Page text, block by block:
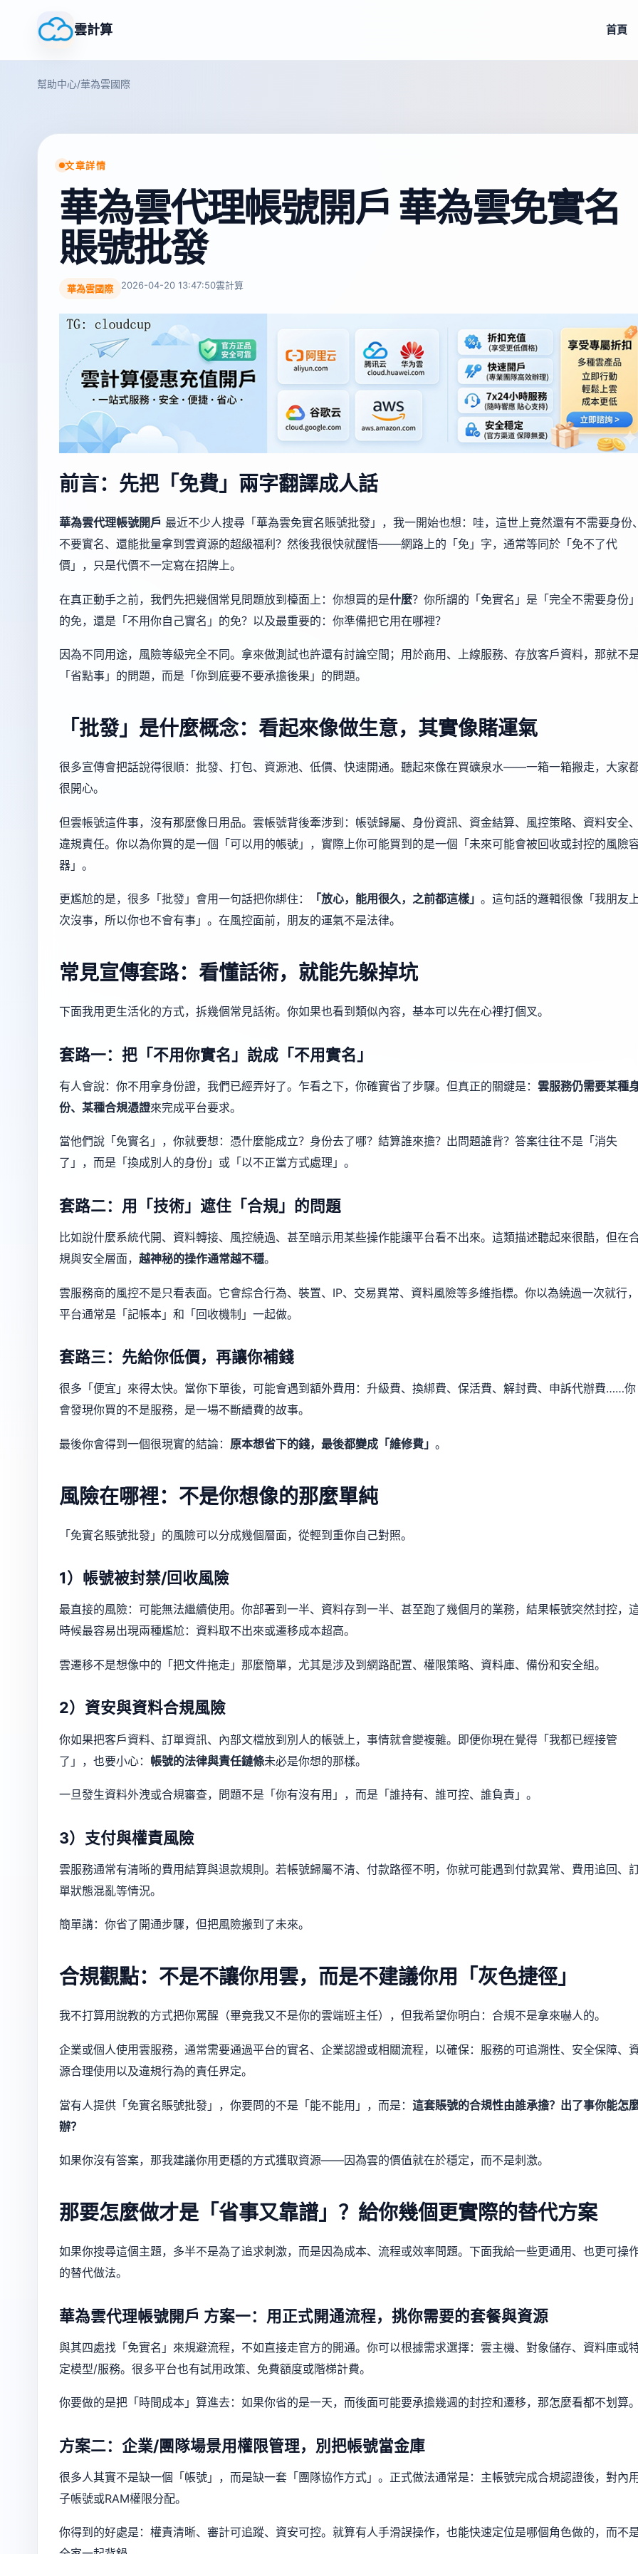
雲計算 首頁
幫助中心/華為雲國際
文章詳情
華為雲代理帳號開戶 華為雲免實名
賬號批發
華為雲國際 2026-04-20 13:47:50雲計算
前言：先把「免費」兩字翻譯成人話
華為雲代理帳號開戶 最近不少人搜尋「華為雲免實名賬號批發」，我一開始也想：哇，這世上竟然還有不需要身份
不要實名、還能批量拿到雲資源的超級福利？然後我很快就醒悟——網路上的「免」字，通常等同於「免不了代
價」，只是代價不一定寫在招牌上。
在真正動手之前，我們先把幾個常見問題放到檯面上：你想買的是什麼？你所謂的「免實名」是「完全不需要身份
的免，還是「不用你自己實名」的免？以及最重要的：你準備把它用在哪裡？
因為不同用途，風險等級完全不同。拿來做測試也許還有討論空間；用於商用、上線服務、存放客戶資料，那就不
「省點事」的問題，而是「你到底要不要承擔後果」的問題。
「批發」是什麼概念：看起來像做生意，其實像賭運氣
很多宣傳會把話說得很順：批發、打包、資源池、低價、快速開通。聽起來像在買礦泉水——一箱一箱搬走，大家
很開心。
但雲帳號這件事，沒有那麼像日用品。雲帳號背後牽涉到：帳號歸屬、身份資訊、資金結算、風控策略、資料安全
違規責任。你以為你買的是一個「可以用的帳號」，實際上你可能買到的是一個「未來可能會被回收或封控的風險
器」。
更尷尬的是，很多「批發」會用一句話把你綁住： 「放心，能用很久，之前都這樣」 。這句話的邏輯很像「我朋友
次沒事，所以你也不會有事」。在風控面前，朋友的運氣不是法律。
常見宣傳套路：看懂話術，就能先躲掉坑
下面我用更生活化的方式，拆幾個常見話術。你如果也看到類似內容，基本可以先在心裡打個叉。
套路一：把「不用你實名」說成「不用實名」
有人會說：你不用拿身份證，我們已經弄好了。乍看之下，你確實省了步驟。但真正的關鍵是： 雲服務仍需要某種
份、某種合規憑證來完成平台要求。
當他們說「免實名」，你就要想：憑什麼能成立？身份去了哪？結算誰來擔？出問題誰背？答案往往不是「消失
了」，而是「換成別人的身份」或「以不正當方式處理」。
套路二：用「技術」遮住「合規」的問題
比如說什麼系統代開、資料轉接、風控繞過、甚至暗示用某些操作能讓平台看不出來。這類描述聽起來很酷，但在
規與安全層面， 越神秘的操作通常越不穩。
雲服務商的風控不是只看表面。它會綜合行為、裝置、IP、交易異常、資料風險等多維指標。你以為繞過一次就行，
平台通常是「記帳本」和「回收機制」一起做。
套路三：先給你低價，再讓你補錢
很多「便宜」來得太快。當你下單後，可能會遇到額外費用：升級費、換綁費、保活費、解封費、申訴代辦費……你
會發現你買的不是服務，是一場不斷續費的故事。
最後你會得到一個很現實的結論： 原本想省下的錢，最後都變成「維修費」 。
風險在哪裡：不是你想像的那麼單純
「免實名賬號批發」的風險可以分成幾個層面，從輕到重你自己對照。
1）帳號被封禁/回收風險
最直接的風險：可能無法繼續使用。你部署到一半、資料存到一半、甚至跑了幾個月的業務，結果帳號突然封控，
時候最容易出現兩種尷尬：資料取不出來或遷移成本超高。
雲遷移不是想像中的「把文件拖走」那麼簡單，尤其是涉及到網路配置、權限策略、資料庫、備份和安全組。
2）資安與資料合規風險
你如果把客戶資料、訂單資訊、內部文檔放到別人的帳號上，事情就會變複雜。即便你現在覺得「我都已經接管
了」，也要小心： 帳號的法律與責任鏈條未必是你想的那樣。
一旦發生資料外洩或合規審查，問題不是「你有沒有用」，而是「誰持有、誰可控、誰負責」。
3）支付與權責風險
雲服務通常有清晰的費用結算與退款規則。若帳號歸屬不清、付款路徑不明，你就可能遇到付款異常、費用追回、
單狀態混亂等情況。
簡單講：你省了開通步驟，但把風險搬到了未來。
合規觀點：不是不讓你用雲，而是不建議你用「灰色捷徑」
我不打算用說教的方式把你罵醒（畢竟我又不是你的雲端班主任），但我希望你明白：合規不是拿來嚇人的。
企業或個人使用雲服務，通常需要通過平台的實名、企業認證或相關流程，以確保：服務的可追溯性、安全保障、
源合理使用以及違規行為的責任界定。
當有人提供「免實名賬號批發」，你要問的不是「能不能用」，而是： 這套賬號的合規性由誰承擔？出了事你能怎
辦？
如果你沒有答案，那我建議你用更穩的方式獲取資源——因為雲的價值就在於穩定，而不是刺激。
那要怎麼做才是「省事又靠譜」？給你幾個更實際的替代方案
如果你搜尋這個主題，多半不是為了追求刺激，而是因為成本、流程或效率問題。下面我給一些更通用、也更可操
的替代做法。
華為雲代理帳號開戶 方案一：用正式開通流程，挑你需要的套餐與資源
與其四處找「免實名」來規避流程，不如直接走官方的開通。你可以根據需求選擇：雲主機、對象儲存、資料庫或
定模型/服務。很多平台也有試用政策、免費額度或階梯計費。
你要做的是把「時間成本」算進去：如果你省的是一天，而後面可能要承擔幾週的封控和遷移，那怎麼看都不划算
方案二：企業/團隊場景用權限管理，別把帳號當金庫
很多人其實不是缺一個「帳號」，而是缺一套「團隊協作方式」。正式做法通常是：主帳號完成合規認證後，對內
子帳號或RAM權限分配。
你得到的好處是：權責清晰、審計可追蹤、資安可控。就算有人手滑誤操作，也能快速定位是哪個角色做的，而不